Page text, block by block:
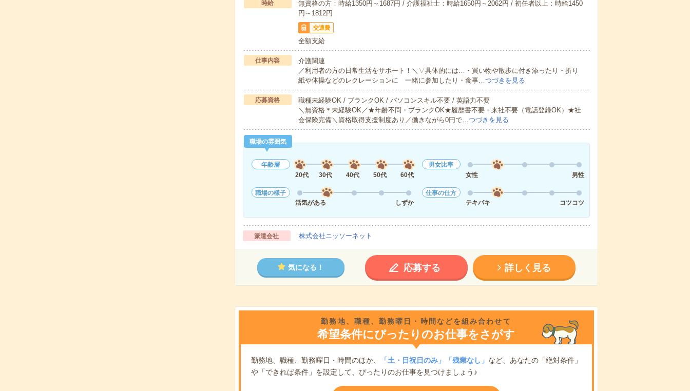
時給
無資格の方：時給1350円～1687円 / 介護福祉士：時給1650円～2062円 / 初任者以上：時給1450
円～1812円
交通費
全額支給
仕事内容
介護関連
／利用者の方の日常生活をサポート！＼▽具体的には…・買い物や散歩に付き添ったり・折り
紙や体操などのレクレーションに 一緒に参加したり・食事…つづきを見る
応募資格
職種未経験OK / ブランクOK / パソコンスキル不要 / 英語力不要
＼無資格＊未経験OK／★年齢不問・ブランクOK★履歴書不要・来社不要（電話登録OK）★社
会保険完備＼資格取得支援制度あり／働きながら0円で…つづきを見る
職場の雰囲気
年齢層
20代
30代 40代 50代 60代
男女比率
女性
男性
職場の様子
活気がある
しずか
仕事の仕方
テキパキ
コツコツ
派遣会社 株式会社ニッソーネット
気になる！ 応募する 詳しく見る
勤務地、職種、勤務曜日・時間などを組み合わせて
希望条件にぴったりのお仕事をさがす
勤務地、職種、勤務曜日・時間のほか、 「土・日祝日のみ」「残業なし」 など、あなたの「絶対条件」
や「できれば条件」を設定して、ぴったりのお仕事を見つけましょう♪